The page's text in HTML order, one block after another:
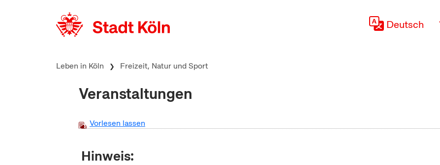
Deutsch
Leben in Köln Freizeit, Natur und Sport
Veranstaltungen
Vorlesen lassen
Hinweis: